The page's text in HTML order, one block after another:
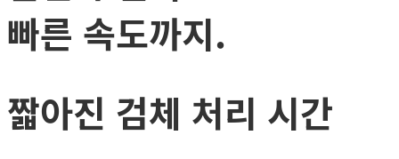
빠른 속도까지.
짧아진 검체 처리 시간